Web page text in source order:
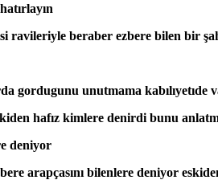
ravileriyle beraber ezbere bilen bir
gordugunu unutmama kabılıyetıde
hafız kimlere denirdi bunu
deniyor
arapçasını bilenlere deniyor